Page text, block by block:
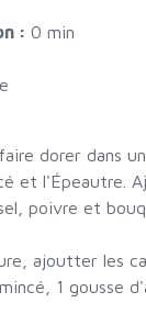
: 0 min
dorer dans
et l'Épeautre.
poivre et
ajoutter les
1 gousse